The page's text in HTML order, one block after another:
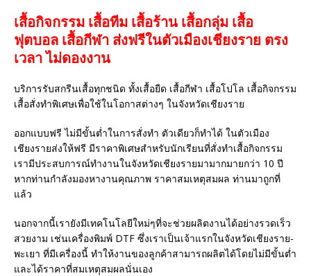
เสื้อกิจกรรม เสื้อทีม เสื้อร้าน เสื้อกลุ่ม เสื้อ
ฟุตบอล เสื้อกีฬา ส่งฟรีในตัวเมืองเชียงราย ตรง
เวลา ไม่ดองงาน
บริการรับสกรีนเสื้อทุกชนิด ทั้งเสื้อยืด เสื้อกีฬา เสื้อโปโล เสื้อกิจกรรม
เสื้อสั่งทำพิเศษเพื่อใช้ในโอกาสต่างๆ ในจังหวัดเชียงราย
ออกแบบฟรี ไม่มีขั้นต่ำในการสั่งทำ ตัวเดียวก็ทำได้ ในตัวเมือง
เชียงรายส่งให้ฟรี มีราคาพิเศษสำหรับนักเรียนที่สั่งทำเสื้อกิจกรรม
เรามีประสบการณ์ทำงานในจังหวัดเชียงรายมามากมายกว่า 10 ปี
หากท่านกำลังมองหางานคุณภาพ ราคาสมเหตุสมผล ท่านมาถูกที่
แล้ว
นอกจากนี้เรายังมีเทคโนโลยีใหม่ๆที่จะช่วยผลิตงานได้อย่างรวดเร็ว
สวยงาม เช่นเครื่องพิมพ์ DTF ซึ่งเราเป็นเจ้าแรกในจังหวัดเชียงราย-
พะเยา ที่มีเครื่องนี้ ทำให้งานของลูกค้าสามารถผลิตได้โดยไม่มีขั้นต่ำ
และได้ราคาที่สมเหตุสมผลนั่นเอง